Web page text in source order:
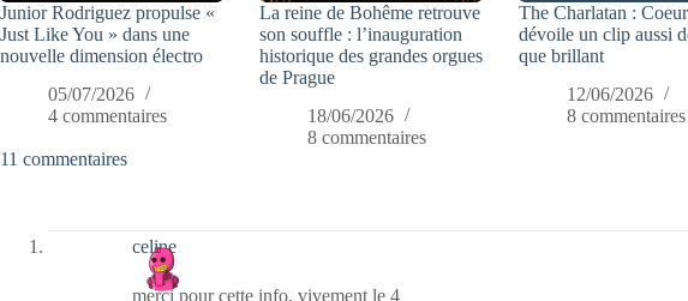
Junior Rodriguez propulse «
Just Like You » dans une
nouvelle dimension électro
05/07/2026
4 commentaires
La reine de Bohême retrouve
son souffle : l’inauguration
historique des grandes orgues
de Prague
18/06/2026
8 commentaires
The Charlatan :
dévoile un clip aussi
que brillant
12/06/2026
8 commentaires
11 commentaires
celine
merci pour cette info, vivement le 4